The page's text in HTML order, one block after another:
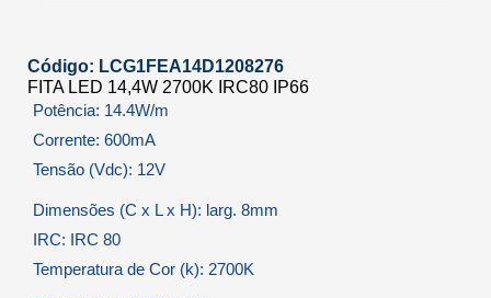
Código: LCG1FEA14D1208276
FITA LED 14,4W 2700K IRC80 IP66
Potência: 14.4W/m
Corrente: 600mA
Tensão (Vdc): 12V
Dimensões (C x L x H): larg. 8mm
IRC: IRC 80
Temperatura de Cor (k): 2700K